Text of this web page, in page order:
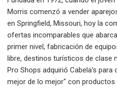
Morris comenzó a vender
en Springfield, Missouri, hoy la
ofertas incomparables que
primer nivel, fabricación de
libre, destinos turísticos de clase
Pro Shops adquirió Cabela's para
mejor de lo mejor" con